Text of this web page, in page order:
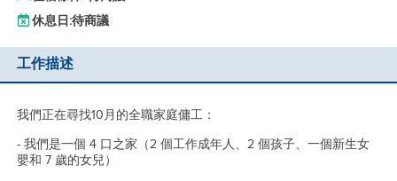
休息日:待商議
工作描述
我們正在尋找10月的全職家庭傭工：
- 我們是一個 4 口之家（2 個工作成年人、2 個孩子、一個新生女
嬰和 7 歲的女兒）